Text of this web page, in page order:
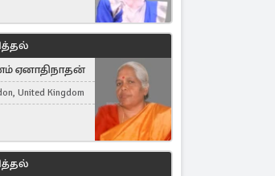
ஏனாதிநாதன்
United Kingdom